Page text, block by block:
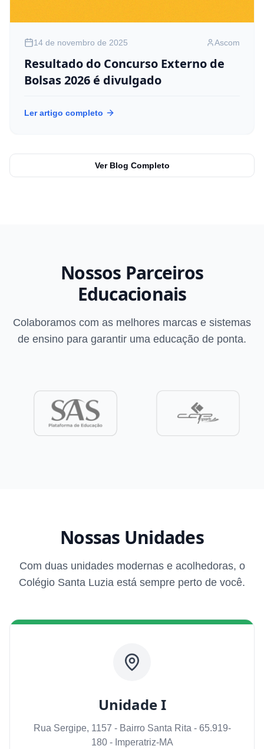
14 de novembro de 2025 Ascom
Resultado do Concurso Externo de
Bolsas 2026 é divulgado
Ler artigo completo
Ver Blog Completo
Nossos Parceiros
Educacionais
Colaboramos com as melhores marcas e sistemas
de ensino para garantir uma educação de ponta.
Nossas Unidades
Com duas unidades modernas e acolhedoras, o
Colégio Santa Luzia está sempre perto de você.
Unidade I
Rua Sergipe, 1157 - Bairro Santa Rita - 65.919-
180 - Imperatriz-MA